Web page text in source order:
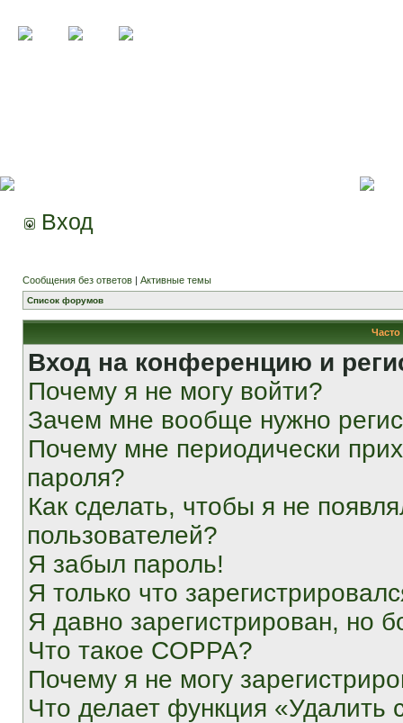
Вход
Сообщения без ответов | Активные темы
Список форумов
Вход на конференцию и
Почему я не могу войти?
Зачем мне вообще нужно
Почему мне периодически
пароля?
Как сделать, чтобы я не
пользователей?
Я забыл пароль!
Я только что
Я давно зарегистрирован, но
Что такое COPPA?
Почему я не могу
Что делает функция «Удалить